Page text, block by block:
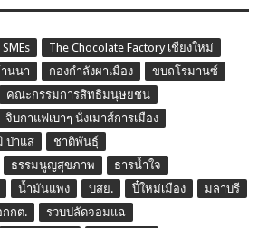
SMEs
The Chocolate Factory เชียงใหม่
นนา กองกำลังผาเมือง
ขบถโรมานซ์
คณะกรรมการสิทธิมนุษยชน
จิบกาแฟเบาๆ นั่งเมาส์การเมือง
ป่าแส
ชาติพันธุ์
ธรรมนูญสุขภาพ
ธารน้ำใจ
น้ำมันแพง บสย. ปี๋ใหม่เมือง
มลาบรี
กต.
รวบปลัดจอมแฉ